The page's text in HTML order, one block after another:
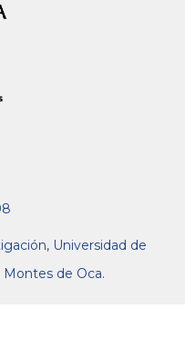
Universidad de
Montes de Oca.